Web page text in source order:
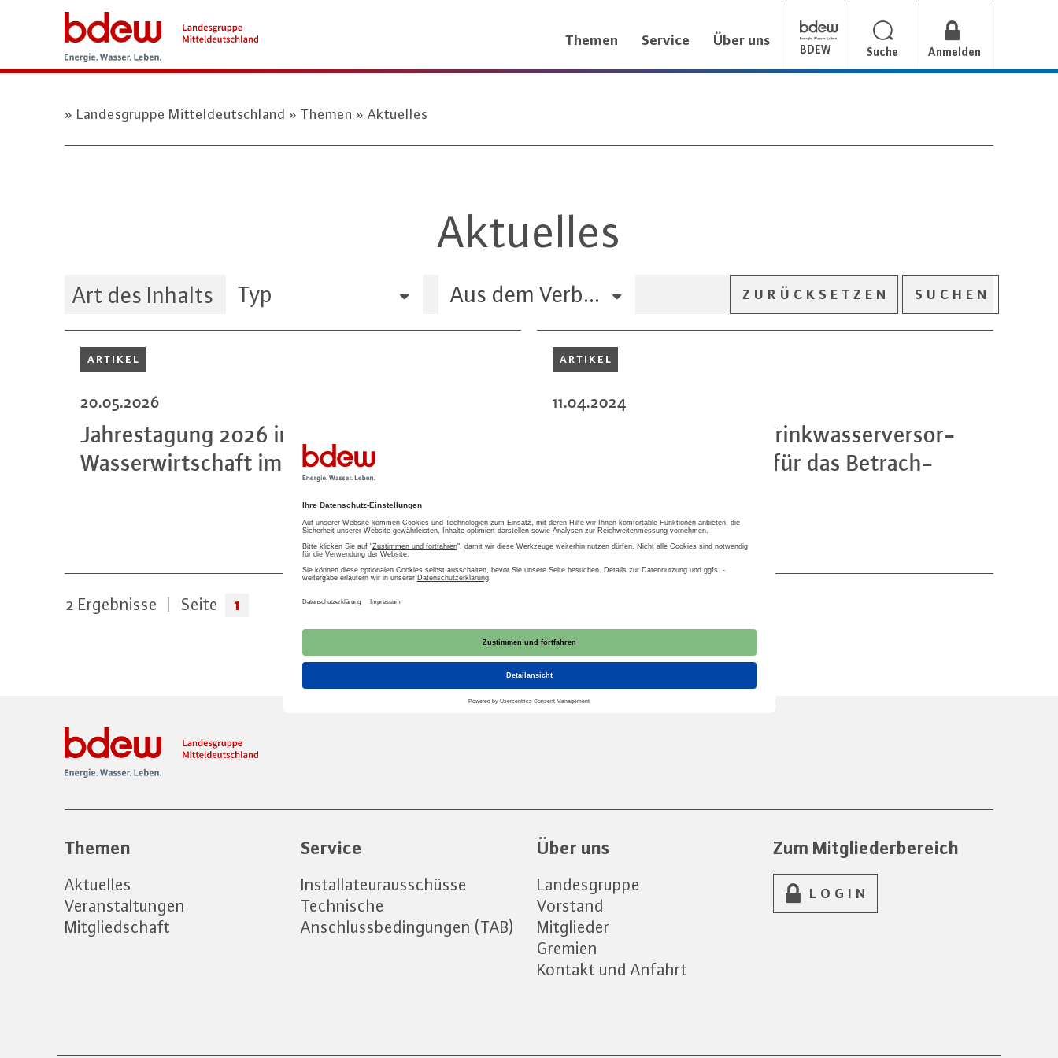
Themen Service Über uns
BDEW Suche Anmelden
Landesgruppe Mitteldeutschland Themen Aktuelles
Aktuelles
Art des Inhalts Typ Aus dem Verband ZURÜCKSETZEN SUCHEN
ARTIKEL
20.05.2026
Jah­res­ta­gung 2026 in Erfurt: Energie- und
Was­ser­wirt­schaft im Dialog
ARTIKEL
11.04.2024
Kenn­zah­len­ver­gleich Trink­was­ser­ver­sor­
gung Sach­sen-An­halt für das Be­trach­
2 Ergebnisse | Seite 1
Themen
Aktuelles
Veranstaltungen
Mitgliedschaft
Service
Installateurausschüsse
Technische
Anschlussbedingungen (TAB)
Über uns
Landesgruppe
Vorstand
Mitglieder
Gremien
Kontakt und Anfahrt
Zum Mitgliederbereich
LOGIN